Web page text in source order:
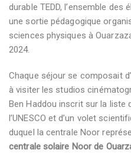
durable TEDD, l’ensemble
une sortie pédagogique
sciences physiques à
2024.
Chaque séjour se composait
à visiter les studios
Ben Haddou inscrit sur la liste
l’UNESCO et d’un volet
duquel la centrale Noor
centrale solaire Noor de